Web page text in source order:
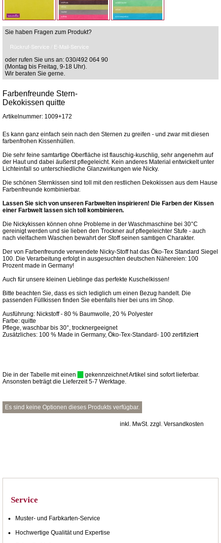
Sie haben Fragen zum Produkt?
Rückruf-Service / E-Mail-Service
oder rufen Sie uns an: 030/492 064 90
(Montag bis Freitag, 9-18 Uhr).
Wir beraten Sie gerne.
Farbenfreunde Stern-
Dekokissen quitte
Artikelnummer: 1009+172
Es kann ganz einfach sein nach den Sternen zu greifen - und zwar mit diesen
farbenfrohen Kissenhüllen.
Die sehr feine samtartige Oberfläche ist flauschig-kuschlig, sehr angenehm auf
der Haut und dabei äußerst pflegeleicht. Kein anderes Material entwickelt unter
Lichteinfall so unterschiedliche Glanzwirkungen wie Nicky.
Die schönen Sternkissen sind toll mit den restlichen Dekokissen aus dem Hause
Farbenfreunde kombinierbar.
Lassen Sie sich von unseren Farbwelten inspirieren! Die Farben der Kissen
einer Farbwelt lassen sich toll kombinieren.
Die Nickykissen können ohne Probleme in der Waschmaschine bei 30°C
gereinigt werden und sie lieben den Trockner auf pflegeleichter Stufe - auch
nach vielfachem Waschen bewahrt der Stoff seinen samtigen Charakter.
Der von Farbenfreunde verwendete Nicky-Stoff hat das Öko-Tex Standard Siegel
100. Die Verarbeitung erfolgt in ausgesuchten deutschen Nähereien: 100
Prozent made in Germany!
Auch für unsere kleinen Lieblinge das perfekte Kuschelkissen!
Bitte beachten Sie, dass es sich lediglich um einen Bezug handelt. Die
passenden Füllkissen finden Sie ebenfalls hier bei uns im Shop.
Ausführung: Nickstoff - 80 % Baumwolle, 20 % Polyester
Farbe: quitte
Pflege, waschbar bis 30°, trocknergeeignet
Zusätzliches: 100 % Made in Germany, Öko-Tex-Standard- 100 zertifiziert
Die in der Tabelle mit einen
gekennzeichnet Artikel sind sofort lieferbar.
Ansonsten beträgt die Lieferzeit 5-7 Werktage.
Es sind keine Optionen dieses Produkts verfügbar.
inkl. MwSt. zzgl. Versandkosten
Service
Muster- und Farbkarten-Service
Hochwertige Qualität und Expertise